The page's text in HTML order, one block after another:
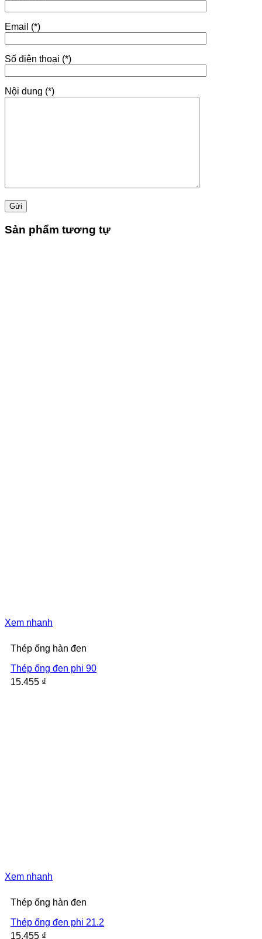
Email (*)
Số điện thoại (*)
Nội dung (*)
Sản phẩm tương tự
Xem nhanh
Thép ống hàn đen
Thép ống đen phi 90
15.455 ₫
Xem nhanh
Thép ống hàn đen
Thép ống đen phi 21.2
15.455 ₫